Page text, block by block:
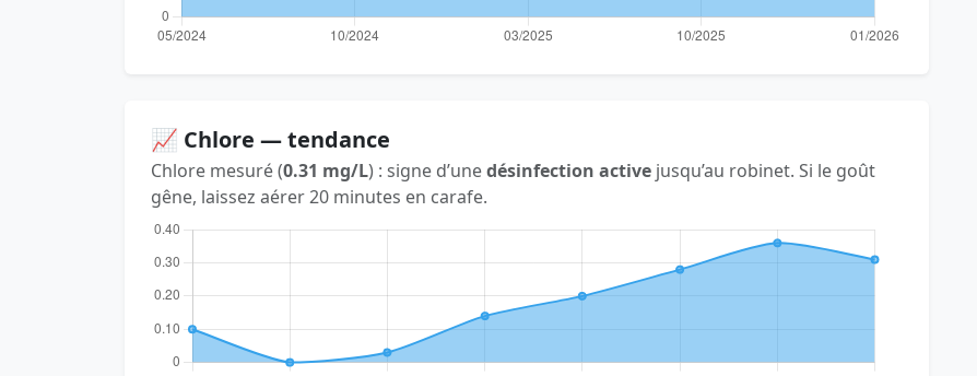
📈 Chlore — tendance
Chlore mesuré (0.31 mg/L) : signe d’unedésinfection active jusqu’au robinet. Si le goût
gêne, laissez aérer 20 minutes en carafe.